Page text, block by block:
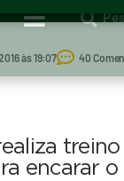
às 19:07
40
encarar o